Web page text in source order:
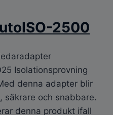
2500
Isolationsprovning
denna adapter blir
säkrare och snabbare.
denna produkt ifall